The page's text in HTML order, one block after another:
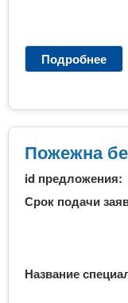
в
б
р
Подробнее
П
ж
е
ж
н
а
б
е
к
Пожежна
id предложения:
Срок подачи
Название